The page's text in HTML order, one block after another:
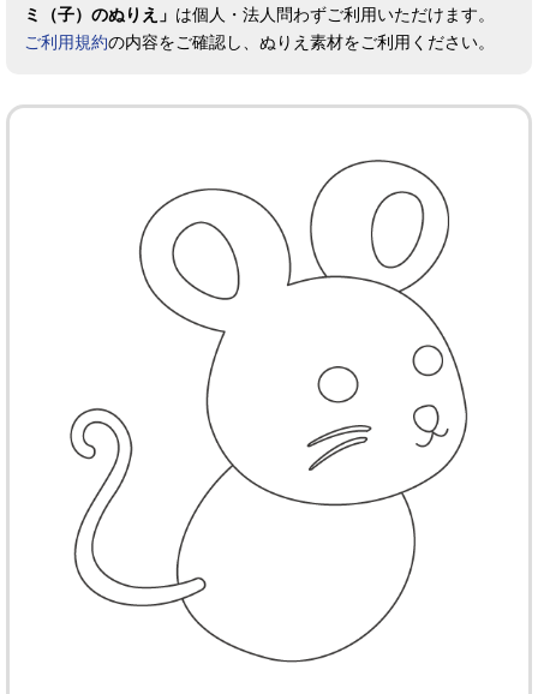
ミ（子）のぬりえ」 は個人・法人問わずご利用いただけます。
ご利用規約の内容をご確認し、ぬりえ素材をご利用ください。